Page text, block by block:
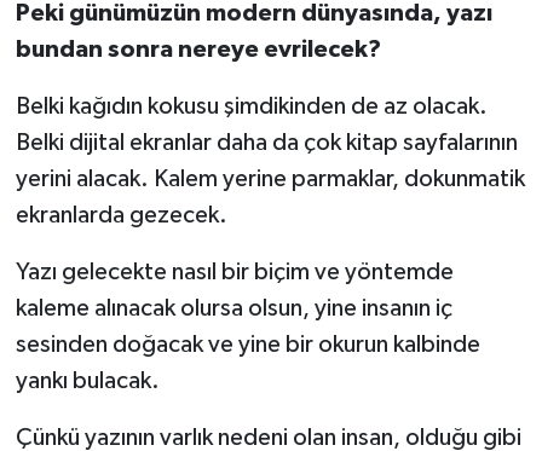
Peki günümüzün modern dünyasında, yazı
bundan sonra nereye evrilecek?
Belki kağıdın kokusu şimdikinden de az olacak.
Belki dijital ekranlar daha da çok kitap sayfalarının
yerini alacak. Kalem yerine parmaklar, dokunmatik
ekranlarda gezecek.
Yazı gelecekte nasıl bir biçim ve yöntemde
kaleme alınacak olursa olsun, yine insanın iç
sesinden doğacak ve yine bir okurun kalbinde
yankı bulacak.
Çünkü yazının varlık nedeni olan insan, olduğu gibi